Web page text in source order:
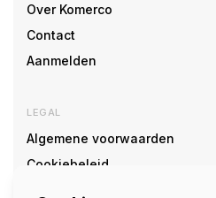
Over Komerco
Contact
Aanmelden
LEGAL
Algemene voorwaarden
Cookiebeleid